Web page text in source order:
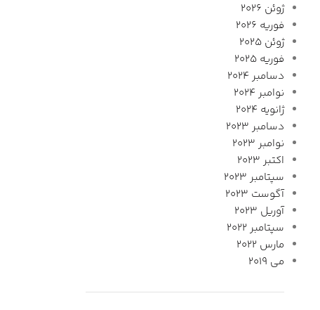
ژوئن 2026
فوریه 2026
ژوئن 2025
فوریه 2025
دسامبر 2024
نوامبر 2024
ژانویه 2024
دسامبر 2023
نوامبر 2023
اکتبر 2023
سپتامبر 2023
آگوست 2023
آوریل 2023
سپتامبر 2022
مارس 2022
می 2019